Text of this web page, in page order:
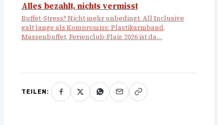
Alles bezahlt, nichts vermisst
Buffet-Stress? Nicht mehr unbedingt. All Inclusive
galt lange als Kompromiss: Plastikarmband,
Massenbuffet, Ferienclub-Flair. 2026 ist da…
TEILEN: